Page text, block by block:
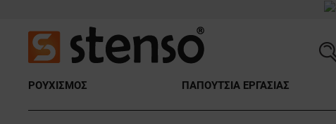
ΡΟΥΧΙΣΜΟΣ ΠΑΠΟΥΤΣΙΑ ΕΡΓΑΣΙΑΣ